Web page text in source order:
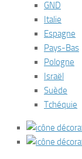
GND
Italie
Espagne
Pays-Bas
Pologne
Israël
Suède
Tchéquie